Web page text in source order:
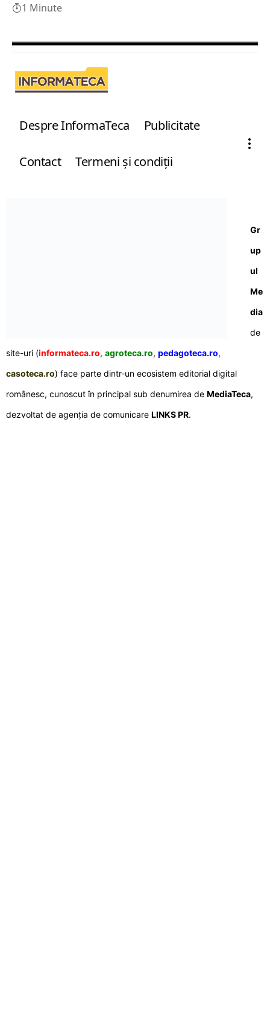
1 Minute
Despre InformaTeca Publicitate
Contact Termeni şi condiţii
Gr
up
ul
Me
dia
de
site-uri (informateca.ro, agroteca.ro, pedagoteca.ro,
casoteca.ro) face parte dintr-un ecosistem editorial digital
românesc, cunoscut în principal sub denumirea de MediaTeca,
dezvoltat de agenția de comunicare LINKS PR.